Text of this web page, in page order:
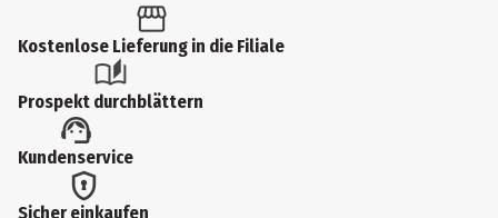
Kostenlose Lieferung in die Filiale
Prospekt durchblättern
Kundenservice
Sicher einkaufen